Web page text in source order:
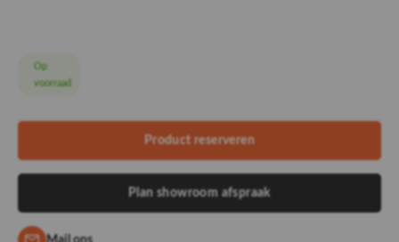
Op
voorraad
Product reserveren
Plan showroom afspraak